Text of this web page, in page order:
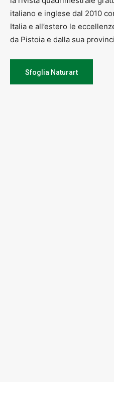
italiano e inglese dal 2010
Italia e all’estero le
da Pistoia e dalla sua
Sfoglia Naturart